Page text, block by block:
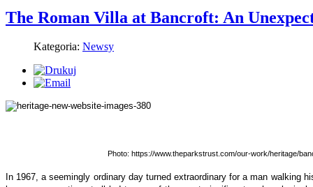
The Roman Villa at Bancroft: An
Kategoria: Newsy
Photo: https://www.theparkstrust.com/our-work/heritage/
In 1967, a seemingly ordinary day turned extraordinary for a man walking